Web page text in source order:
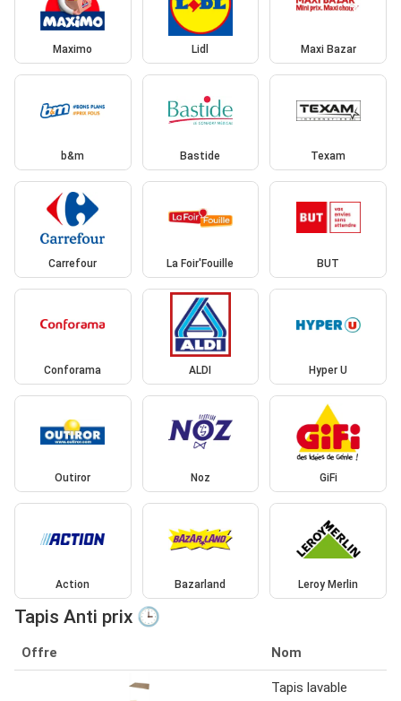
Maximo Lidl Maxi Bazar
b&m Bastide Texam
Carrefour La Foir'Fouille BUT
Conforama ALDI Hyper U
Outiror Noz GiFi
Action Bazarland Leroy Merlin
Tapis Anti prix 🕒
Offre Nom
Tapis lavable